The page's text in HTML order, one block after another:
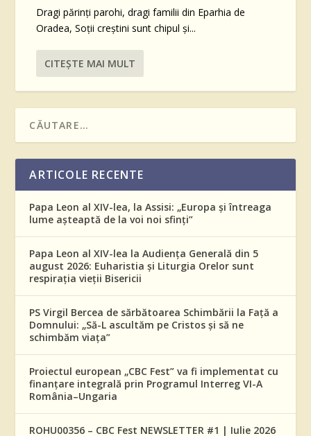
Dragi părinți parohi, dragi familii din Eparhia de
Oradea, Soții creștini sunt chipul și...
CITEŞTE MAI MULT
ARTICOLE RECENTE
Papa Leon al XIV-lea, la Assisi: „Europa și întreaga
lume așteaptă de la voi noi sfinți”
Papa Leon al XIV-lea la Audiența Generală din 5
august 2026: Euharistia și Liturgia Orelor sunt
respirația vieții Bisericii
PS Virgil Bercea de sărbătoarea Schimbării la Față a
Domnului: „Să-L ascultăm pe Cristos și să ne
schimbăm viața”
Proiectul european „CBC Fest” va fi implementat cu
finanțare integrală prin Programul Interreg VI-A
România–Ungaria
ROHU00356 – CBC Fest NEWSLETTER #1 | Iulie 2026